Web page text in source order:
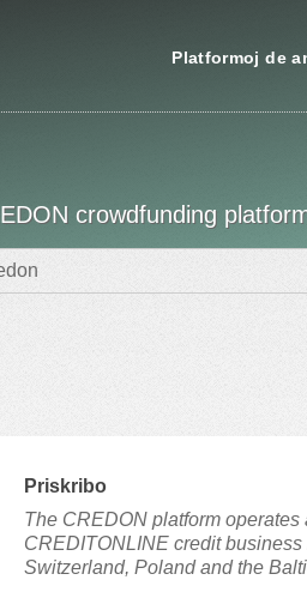
Platformoj de
crowdfunding
Priskribo
The CREDON platform
CREDITONLINE credit
Switzerland, Poland and the